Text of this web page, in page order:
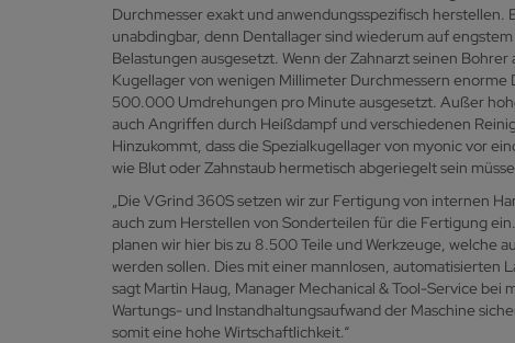
Durchmesser exakt und anwendungsspezifisch herstellen.
unabdingbar, denn Dentallager sind wiederum auf
Belastungen ausgesetzt. Wenn der Zahnarzt seinen
Kugellager von wenigen Millimeter Durchmessern enorme
500.000 Umdrehungen pro Minute ausgesetzt. Außer
auch Angriffen durch Heißdampf und verschiedenen
Hinzukommt, dass die Spezialkugellager von myonic vor
wie Blut oder Zahnstaub hermetisch abgeriegelt sein
„Die VGrind 360S setzen wir zur Fertigung von internen
auch zum Herstellen von Sonderteilen für die Fertigung
planen wir hier bis zu 8.500 Teile und Werkzeuge, welche
werden sollen. Dies mit einer mannlosen, automatisierten
sagt Martin Haug, Manager Mechanical & Tool-Service bei
Wartungs- und Instandhaltungsaufwand der Maschine
somit eine hohe Wirtschaftlichkeit.“